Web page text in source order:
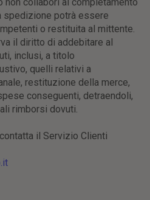
spedizione potrà essere
o restituita al mittente.
il diritto di addebitare al
inclusi, a titolo
quelli relativi a
restituzione della merce,
conseguenti, detraendoli,
rimborsi dovuti.
il Servizio Clienti